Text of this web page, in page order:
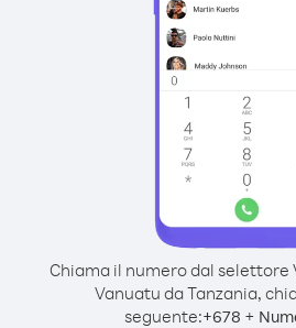
Chiama il numero dal selettore
Vanuatu da Tanzania,
seguente:+678 +